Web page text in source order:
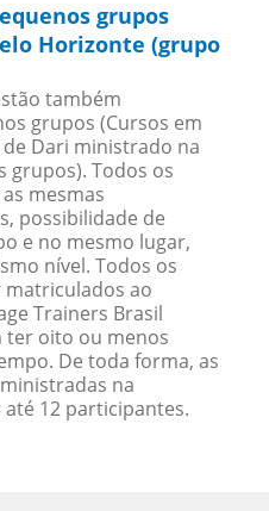
grupos
Horizonte (grupo
também
grupos (Cursos em
Dari ministrado na
grupos). Todos os
mesmas
possibilidade de
e no mesmo lugar,
nível. Todos os
ao
Trainers Brasil
ter oito ou menos
De toda forma, as
na
12 participantes.